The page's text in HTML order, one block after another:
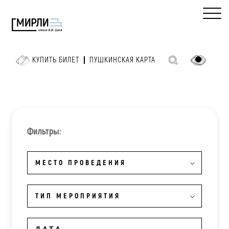
КУПИТЬ БИЛЕТ ПУШКИНСКАЯ КАРТА
Фильтры:
МЕСТО ПРОВЕДЕНИЯ
ТИП МЕРОПРИЯТИЯ